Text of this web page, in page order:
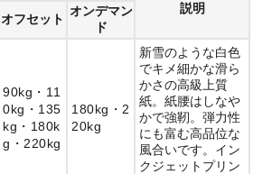
説明
オフセット
オンデマン
ド
90kg
11
0kg
135
kg
180k
g
220kg
180kg
2
20kg
新雪のような白色
でキメ細かな滑ら
かさの高級上質
紙。紙腰はしなや
かで強靭。弾力性
にも富む高品位な
風合いです。イン
クジェットプリン